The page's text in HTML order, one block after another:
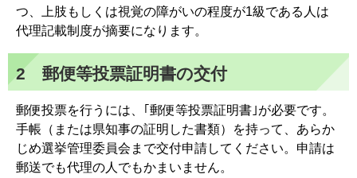
つ、上肢もしくは視覚の障がいの程度が1級である人は
代理記載制度が摘要になります。
2 郵便等投票証明書の交付
郵便投票を行うには、｢郵便等投票証明書｣が必要です。
手帳（または県知事の証明した書類）を持って、あらか
じめ選挙管理委員会まで交付申請してください。申請は
郵送でも代理の人でもかまいません。